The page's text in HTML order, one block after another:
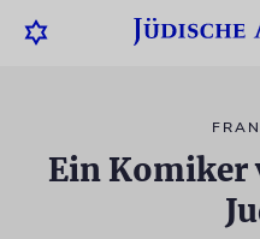
Ein Komiker